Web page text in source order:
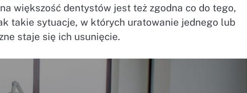
większość dentystów jest też zgodna co do tego,
takie sytuacje, w których uratowanie jednego lub
staje się ich usunięcie.